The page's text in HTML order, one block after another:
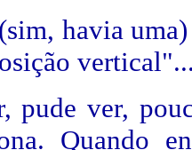
havia
pude ver,
Quando